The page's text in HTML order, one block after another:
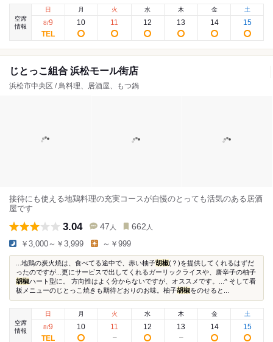
空席
情報
日
8/9
月
10
火
11
水
12
木
13
金
14
土
15
じとっこ組合 浜松モール街店
浜松市中央区 / 鳥料理、居酒屋、もつ鍋
接待にも使える地鶏料理の充実コースが自慢のとっても活気のある居酒
屋です
3.04 47 人 662 人
￥3,000～￥3,999 ～￥999
...地鶏の炭火焼は、食べてる途中で、赤い柚子胡椒(？)を提供してくれるはずだ
ったのですが...更にサービスで出してくれるガーリックライスや、唐辛子の柚子
胡椒ハート型に。 方向性はよく分からないですが、オススメです。...^ そして看
板メニューのじとっこ焼きも期待どおりのお味。柚子胡椒をのせると...
空席
情報
日
8/9
月
10
火
11
水
12
木
13
金
14
土
15